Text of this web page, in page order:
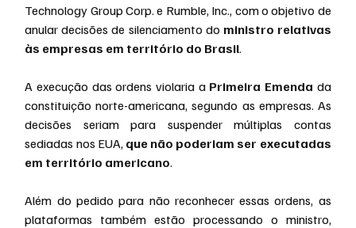
Technology Group Corp. e Rumble, Inc., com o objetivo de
anular decisões de silenciamento do ministro relativas
às empresas em território do Brasil.
A execução das ordens violaria a Primeira Emenda da
constituição norte-americana, segundo as empresas. As
decisões seriam para suspender múltiplas contas
sediadas nos EUA, que não poderiam ser executadas
em território americano.
Além do pedido para não reconhecer essas ordens, as
plataformas também estão processando o ministro,